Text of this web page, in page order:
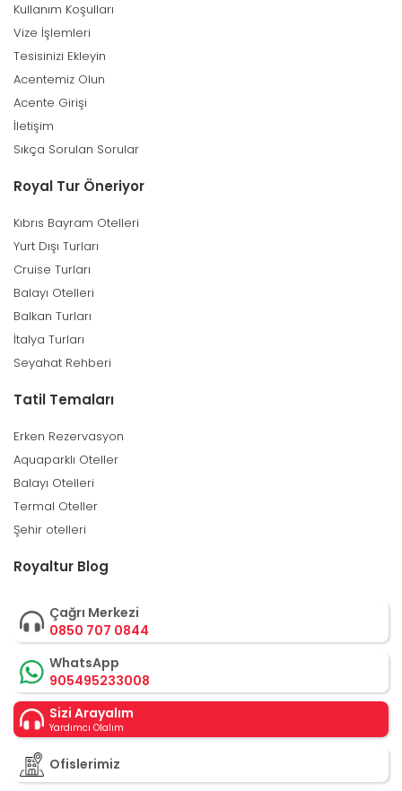
Kullanım Koşulları
Vize İşlemleri
Tesisinizi Ekleyin
Acentemiz Olun
Acente Girişi
İletişim
Sıkça Sorulan Sorular
Royal Tur Öneriyor
Kıbrıs Bayram Otelleri
Yurt Dışı Turları
Cruise Turları
Balayı Otelleri
Balkan Turları
İtalya Turları
Seyahat Rehberi
Tatil Temaları
Erken Rezervasyon
Aquaparklı Oteller
Balayı Otelleri
Termal Oteller
Şehir otelleri
Royaltur Blog
Çağrı Merkezi
0850 707 0844
WhatsApp
905495233008
Sizi Arayalım
Yardımcı Olalım
Ofislerimiz